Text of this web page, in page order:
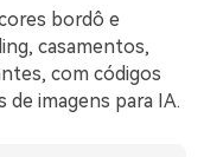
bordô e
casamentos,
com códigos
imagens para IA.